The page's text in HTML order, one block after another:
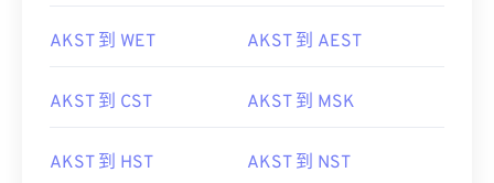
AKST 到 WET AKST 到 AEST
AKST 到 CST AKST 到 MSK
AKST 到 HST AKST 到 NST